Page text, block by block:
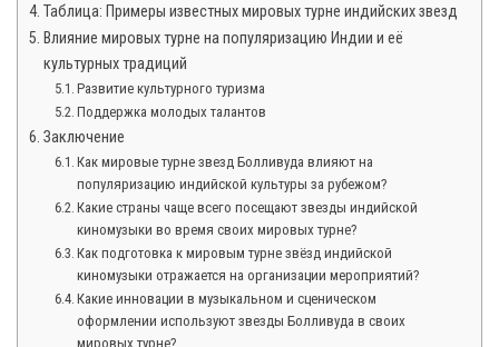
Таблица: Примеры известных мировых турне индийских звезд
Влияние мировых турне на популяризацию Индии и её
культурных традиций
Развитие культурного туризма
Поддержка молодых талантов
Заключение
Как мировые турне звезд Болливуда влияют на
популяризацию индийской культуры за рубежом?
Какие страны чаще всего посещают звезды индийской
киномузыки во время своих мировых турне?
Как подготовка к мировым турне звёзд индийской
киномузыки отражается на организации мероприятий?
Какие инновации в музыкальном и сценическом
оформлении используют звезды Болливуда в своих
мировых турне?